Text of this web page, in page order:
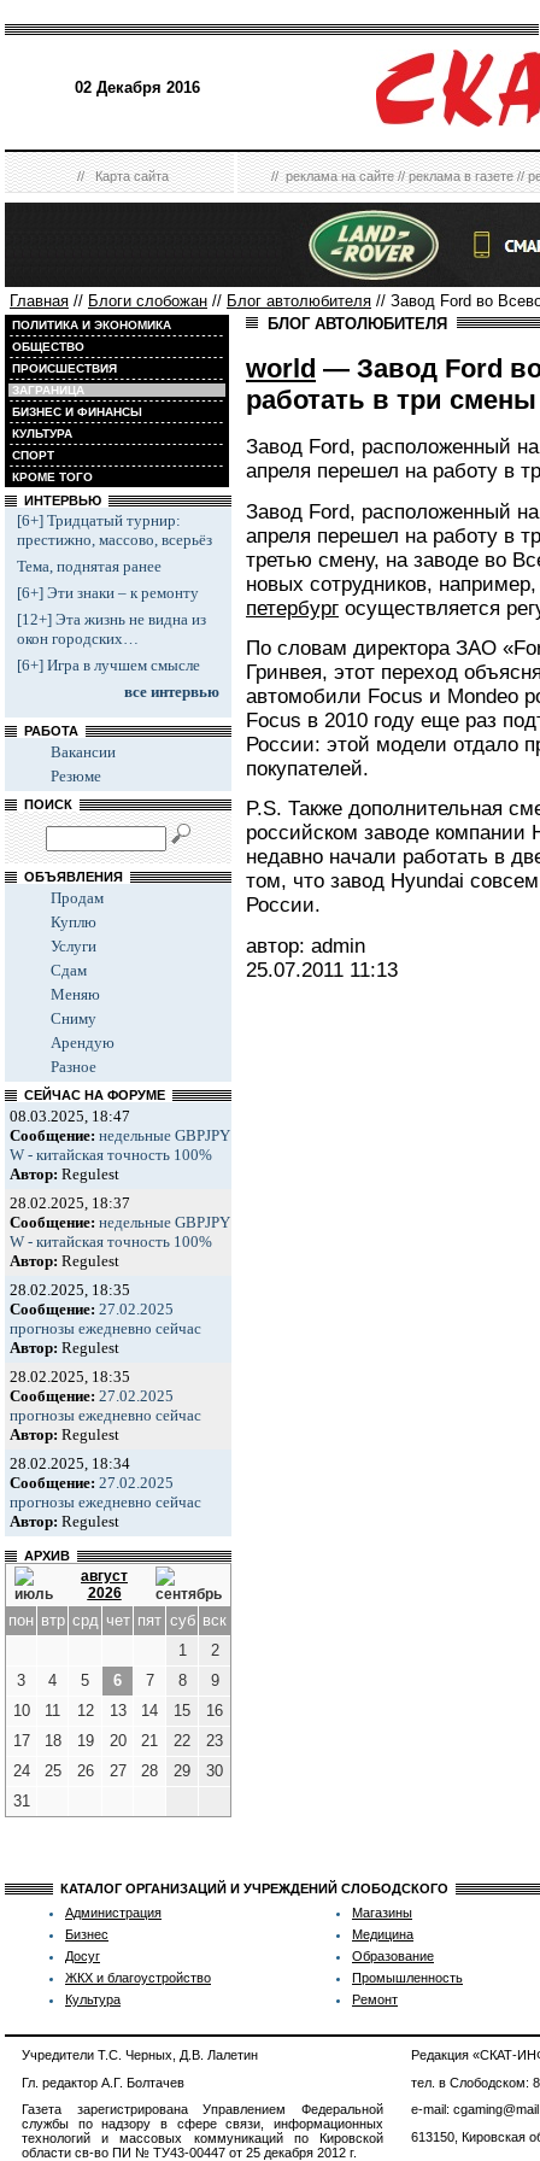
02 Декабря 2016
//Карта сайта //реклама на сайте//реклама в газете//
Главная // Блоги слобожан // Блог автолюбителя // Завод Ford во
ПОЛИТИКА И ЭКОНОМИКА
ОБЩЕСТВО
ПРОИСШЕСТВИЯ
ЗАГРАНИЦА
БИЗНЕС И ФИНАНСЫ
КУЛЬТУРА
СПОРТ
КРОМЕ ТОГО
ИНТЕРВЬЮ
[6+] Тридцатый турнир:
престижно, массово, всерьёз
Тема, поднятая ранее
[6+] Эти знаки – к ремонту
[12+] Эта жизнь не видна из
окон городских…
[6+] Игра в лучшем смысле
все интервью
РАБОТА
Вакансии
Резюме
ПОИСК
ОБЪЯВЛЕНИЯ
Продам
Куплю
Услуги
Сдам
Меняю
Сниму
Арендую
Разное
СЕЙЧАС НА ФОРУМЕ
08.03.2025, 18:47
Сообщение: недельные GBPJPY
W - китайская точность 100%
Автор: Regulest
28.02.2025, 18:37
Сообщение: недельные GBPJPY
W - китайская точность 100%
Автор: Regulest
28.02.2025, 18:35
Сообщение: 27.02.2025
прогнозы ежедневно сейчас
Автор: Regulest
28.02.2025, 18:35
Сообщение: 27.02.2025
прогнозы ежедневно сейчас
Автор: Regulest
28.02.2025, 18:34
Сообщение: 27.02.2025
прогнозы ежедневно сейчас
Автор: Regulest
АРХИВ
август
2026
пон втр срд чет пят суб вск
1
2
3
4 5 6 7 8
9
10
11 12 13 14 15
16
17
18 19 20 21 22
23
24
25 26 27 28 29
30
31
БЛОГ АВТОЛЮБИТЕЛЯ
world — Завод Ford
работать в три смены
Завод Ford, расположенный
апреля перешел на работу в
Завод Ford, расположенный
апреля перешел на работу в
третью смену, на заводе во
новых сотрудников,
петербург осуществляется
По словам директора ЗАО
Гринвея, этот переход
автомобили Focus и Mondeo
Focus в 2010 году еще раз
России: этой модели отдало
покупателей.
P.S. Также дополнительная
российском заводе компании
недавно начали работать в
том, что завод Hyundai
России.
автор: admin
25.07.2011 11:13
КАТАЛОГ ОРГАНИЗАЦИЙ И УЧРЕЖДЕНИЙ СЛОБОДСКОГО
Администрация
Бизнес
Досуг
ЖКХ и благоустройство
Культура
Магазины
Медицина
Образование
Промышленность
Ремонт
Учредители Т.С. Черных, Д.В. Лалетин
Гл. редактор А.Г. Болтачев
Газета зарегистрирована Управлением Федеральной
службы по надзору в сфере связи, информационных
технологий и массовых коммуникаций по Кировской
области св-во ПИ № ТУ43-00447 от 25 декабря 2012 г.
Редакция «СКАТ-
тел. в Слободском:
e-mail:
613150, Кировская